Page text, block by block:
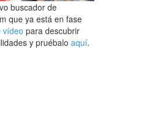
buscador de
que ya está en fase
vídeo para descubrir
y pruébalo aquí.